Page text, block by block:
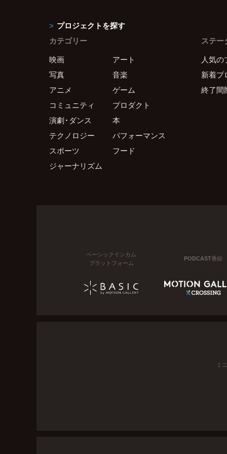
プロジェクトを探す
カテゴリー
映画
アート
写真
音楽
アニメ
ゲーム
コミュニティ
プロダクト
演劇・ダンス
本
テクノロジー
パフォーマンス
スポーツ
フード
ジャーナリズム
ステー
人気の
新着プ
終了間
ベーシックインカム
プラットフォーム
PODCAST番組
ミ